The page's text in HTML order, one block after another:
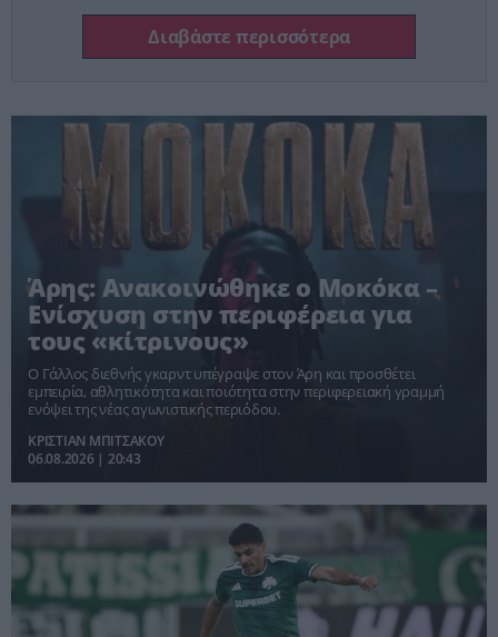
Διαβάστε περισσότερα
Άρης: Ανακοινώθηκε ο Μοκόκα –
Ενίσχυση στην περιφέρεια για
τους «κίτρινους»
Ο Γάλλος διεθνής γκαρντ υπέγραψε στον Άρη και προσθέτει
εμπειρία, αθλητικότητα και ποιότητα στην περιφερειακή γραμμή
ενόψει της νέας αγωνιστικής περιόδου.
ΚΡΙΣΤΙΑΝ ΜΠΙΤΣΑΚΟΥ
06.08.2026 | 20:43